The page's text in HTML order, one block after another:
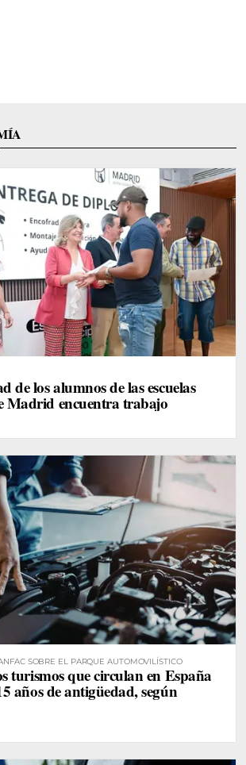
de los alumnos de las escuelas
Madrid encuentra trabajo
SOBRE EL PARQUE AUTOMOVILÍSTICO
turismos que circulan en España
años de antigüedad, según